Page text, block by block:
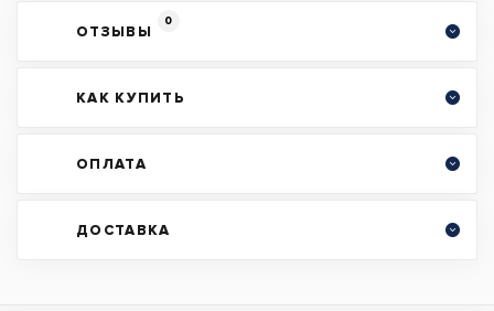
ОТЗЫВЫ
0
КАК КУПИТЬ
ОПЛАТА
ДОСТАВКА